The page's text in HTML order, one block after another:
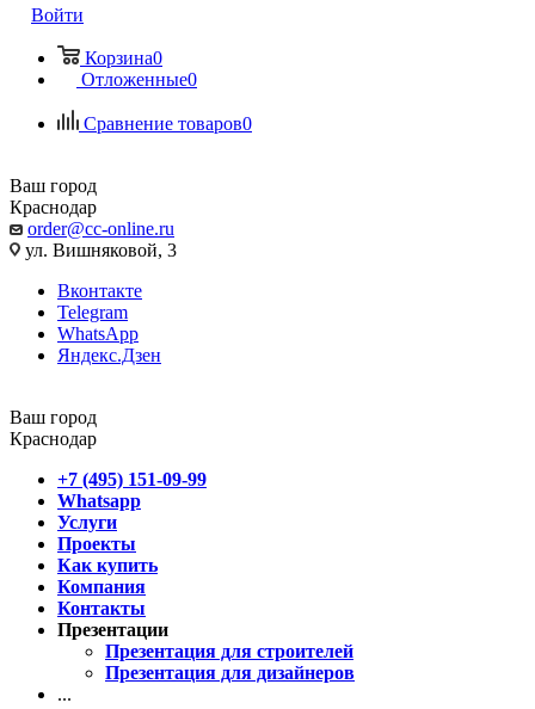
Войти
Корзина0
Отложенные0
Сравнение товаров0
Ваш город
Краснодар
order@cc-online.ru
ул. Вишняковой, 3
Вконтакте
Telegram
WhatsApp
Яндекс.Дзен
Ваш город
Краснодар
+7 (495) 151-09-99
Whatsapp
Услуги
Проекты
Как купить
Компания
Контакты
Презентации
Презентация для строителей
Презентация для дизайнеров
...